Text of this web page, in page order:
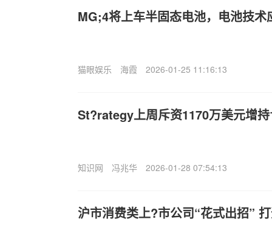
MG;4将上车半固态电池，电池技术
猫眼娱乐 海霞 2026-01-25 11:16:13
St?rategy上周斥资1170万美元增
知识网 冯兆华 2026-01-28 07:54:13
沪市消费类上?市公司“花式出招”